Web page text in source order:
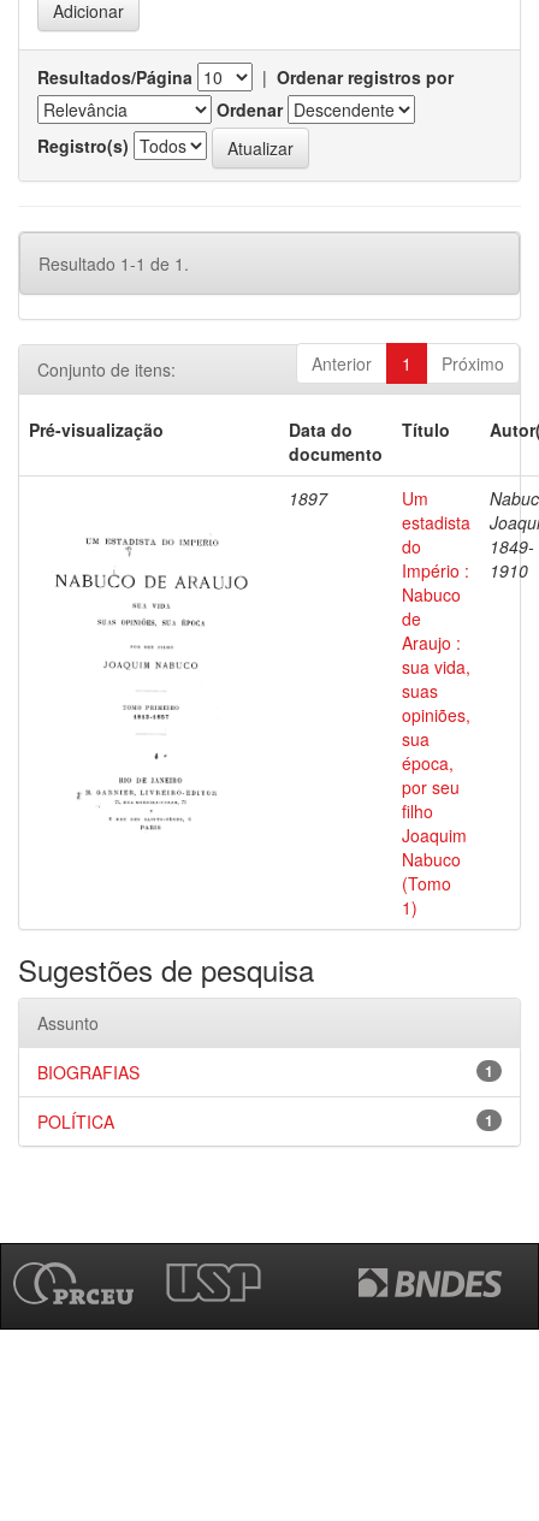
Resultados/Página | Ordenar registros por
Ordenar
Registro(s)
Resultado 1-1 de 1.
Anterior 1 Próximo
Conjunto de itens:
Pré-visualização
Data do
documento
Título
1897
Um
estadista
do
Império :
Nabuco
de
Araujo :
sua vida,
suas
opiniões,
sua
época,
por seu
filho
Joaquim
Nabuco
(Tomo
1)
1849-
1910
Sugestões de pesquisa
Assunto
1
BIOGRAFIAS
1
POLÍTICA